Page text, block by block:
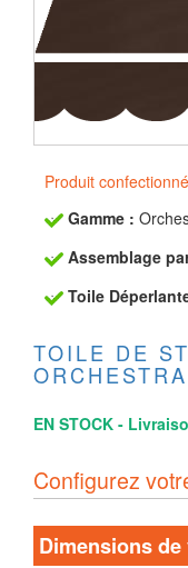
Produit
Gamme :
Assemblage
Toile
TOILE DE
EN STOCK -
Configurez
Dimensions